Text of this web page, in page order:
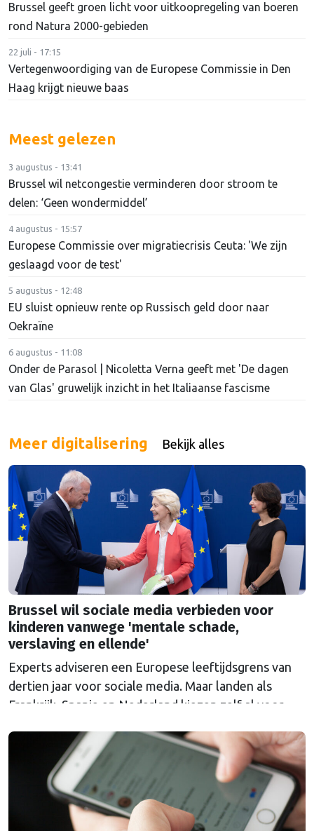
Brussel geeft groen licht voor uitkoopregeling van boeren
rond Natura 2000-gebieden
22 juli - 17:15
Vertegenwoordiging van de Europese Commissie in Den
Haag krijgt nieuwe baas
Meest gelezen
3 augustus - 13:41
Brussel wil netcongestie verminderen door stroom te
delen: ‘Geen wondermiddel’
4 augustus - 15:57
Europese Commissie over migratiecrisis Ceuta: 'We zijn
geslaagd voor de test'
5 augustus - 12:48
EU sluist opnieuw rente op Russisch geld door naar
Oekraïne
6 augustus - 11:08
Onder de Parasol | Nicoletta Verna geeft met 'De dagen
van Glas' gruwelijk inzicht in het Italiaanse fascisme
Meer digitalisering Bekijk alles
Brussel wil sociale media verbieden voor
kinderen vanwege 'mentale schade,
verslaving en ellende'
Experts adviseren een Europese leeftijdsgrens van
dertien jaar voor sociale media. Maar landen als
Frankrijk, Spanje en Nederland kiezen zelf al voor